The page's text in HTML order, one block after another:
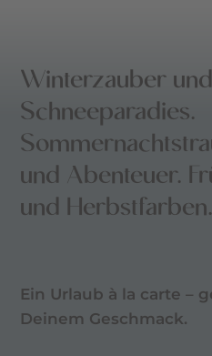
Winterzauber und
Schneeparadies.
und Abenteuer.
und Herbstfarben.
Ein Urlaub à la carte –
Deinem Geschmack.